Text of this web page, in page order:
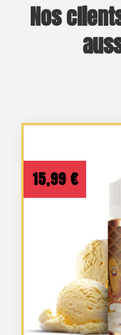
Nos
15,99 €